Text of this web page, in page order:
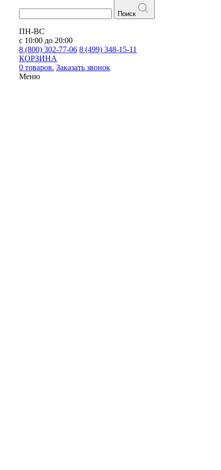
Поиск
ПН-ВС
с 10:00 до 20:00
8 (800) 302-77-06 8 (499) 348-15-11
КОРЗИНА
0 товаров. Заказать звонок
Меню